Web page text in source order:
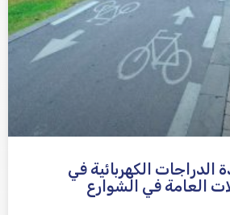
الكهربائية في
العامة في الشوارع